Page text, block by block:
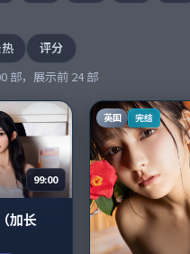
评分
部，展示前 24部
99:00
加长
英国 完结